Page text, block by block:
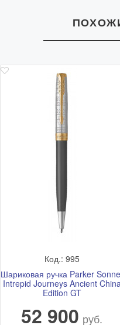
Код.: 995
Шариковая ручка Parker
Intrepid Journeys Ancient
Edition GT
52 900 руб.